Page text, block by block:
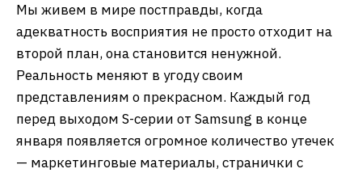
Мы живем в мире постправды, когда
адекватность восприятия не просто отходит на
второй план, она становится ненужной.
Реальность меняют в угоду своим
представлениям о прекрасном. Каждый год
перед выходом S-серии от Samsung в конце
января появляется огромное количество утечек
— маркетинговые материалы, странички с